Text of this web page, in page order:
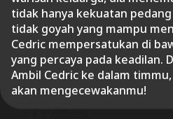
tidak hanya kekuatan
tidak goyah yang mampu
Cedric mempersatukan di
yang percaya pada keadilan.
Ambil Cedric ke dalam
akan mengecewakanmu!